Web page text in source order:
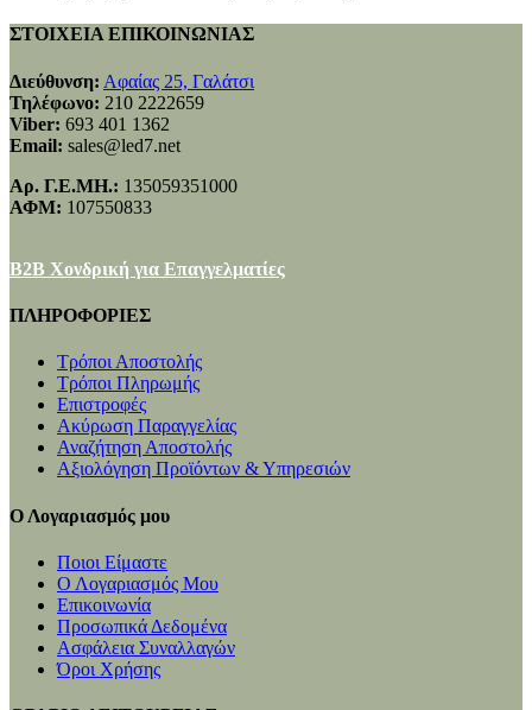
ΣΤΟΙΧΕΙΑ ΕΠΙΚΟΙΝΩΝΙΑΣ
Διεύθυνση: Αφαίας 25, Γαλάτσι
Τηλέφωνο: 210 2222659
Viber: 693 401 1362
Email: sales@led7.net
Αρ. Γ.Ε.ΜΗ.: 135059351000
ΑΦΜ: 107550833
B2B Χονδρική για Επαγγελματίες
ΠΛΗΡΟΦΟΡΙΕΣ
Τρόποι Αποστολής
Τρόποι Πληρωμής
Επιστροφές
Ακύρωση Παραγγελίας
Αναζήτηση Αποστολής
Αξιολόγηση Προϊόντων & Υπηρεσιών
Ο Λογαριασμός μου
Ποιοι Είμαστε
Ο Λογαριασμός Μου
Επικοινωνία
Προσωπικά Δεδομένα
Ασφάλεια Συναλλαγών
Όροι Χρήσης